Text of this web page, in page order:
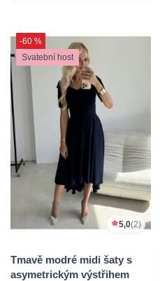
-60 %
Svatební host
5,0(2)
Tmavě modré midi šaty s
asymetrickým výstřihem